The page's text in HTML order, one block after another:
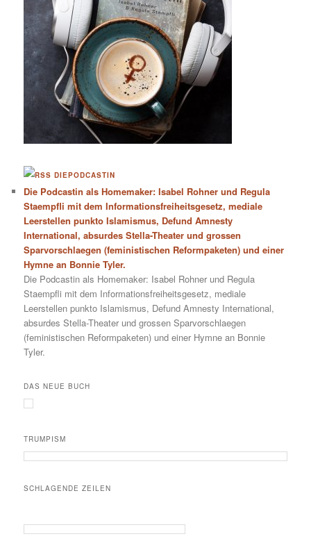
DIEPODCASTIN
Die Podcastin als Homemaker: Isabel Rohner und Regula
Staempfli mit dem Informationsfreiheitsgesetz, mediale
Leerstellen punkto Islamismus, Defund Amnesty
International, absurdes Stella-Theater und grossen
Sparvorschlaegen (feministischen Reformpaketen) und einer
Hymne an Bonnie Tyler.
Die Podcastin als Homemaker: Isabel Rohner und Regula
Staempfli mit dem Informationsfreiheitsgesetz, mediale
Leerstellen punkto Islamismus, Defund Amnesty International,
absurdes Stella-Theater und grossen Sparvorschlaegen
(feministischen Reformpaketen) und einer Hymne an Bonnie
Tyler.
DAS NEUE BUCH
TRUMPISM
SCHLAGENDE ZEILEN